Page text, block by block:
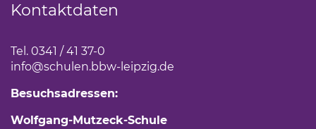
Kontaktdaten
Tel. 0341 / 41 37-0
info@schulen.bbw-leipzig.de
Besuchsadressen:
Wolfgang-Mutzeck-Schule